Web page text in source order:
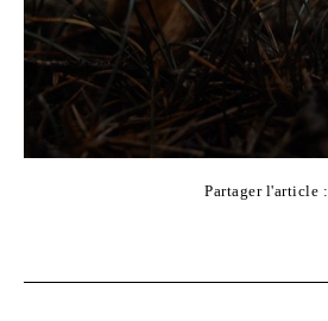
Partager l'article :